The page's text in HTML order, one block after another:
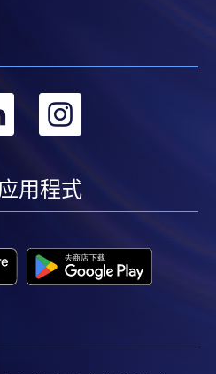
請。
款成功後，網頁將顯示付款
定回條作日後查詢用途。
報名人數不足而被取消)及
式收據並不可作為 閣下已獲
截止報名日期後儘快通知申
转
linkedin
转
用程式